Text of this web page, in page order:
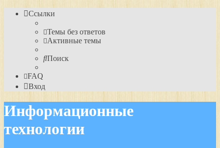
Ссылки
Темы без ответов
Активные темы
Поиск
FAQ
Вход
Информационные
технологии